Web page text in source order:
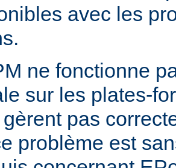
avec les
ne fonctionne
sur les plates-
pas
problème est